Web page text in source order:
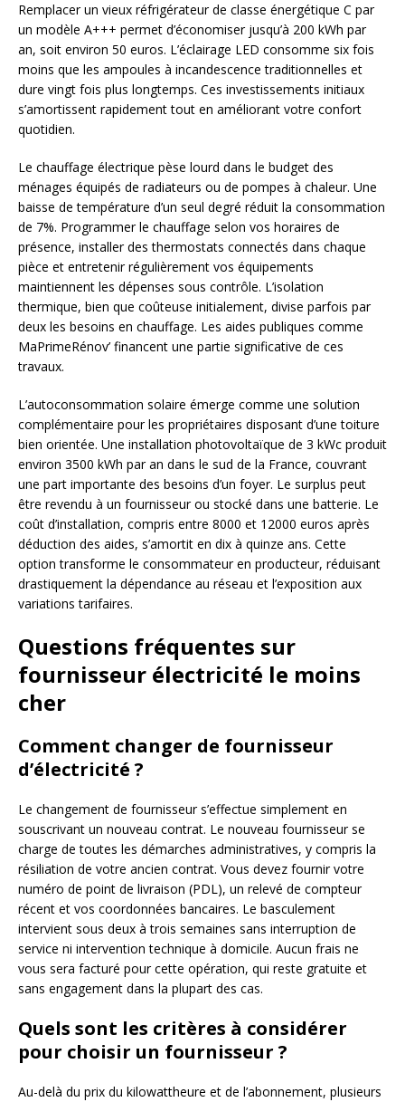
Remplacer un vieux réfrigérateur de classe énergétique C par
un modèle A+++ permet d’économiser jusqu’à 200 kWh par
an, soit environ 50 euros. L’éclairage LED consomme six fois
moins que les ampoules à incandescence traditionnelles et
dure vingt fois plus longtemps. Ces investissements initiaux
s’amortissent rapidement tout en améliorant votre confort
quotidien.
Le chauffage électrique pèse lourd dans le budget des
ménages équipés de radiateurs ou de pompes à chaleur. Une
baisse de température d’un seul degré réduit la consommation
de 7%. Programmer le chauffage selon vos horaires de
présence, installer des thermostats connectés dans chaque
pièce et entretenir régulièrement vos équipements
maintiennent les dépenses sous contrôle. L’isolation
thermique, bien que coûteuse initialement, divise parfois par
deux les besoins en chauffage. Les aides publiques comme
MaPrimeRénov’ financent une partie significative de ces
travaux.
L’autoconsommation solaire émerge comme une solution
complémentaire pour les propriétaires disposant d’une toiture
bien orientée. Une installation photovoltaïque de 3 kWc produit
environ 3500 kWh par an dans le sud de la France, couvrant
une part importante des besoins d’un foyer. Le surplus peut
être revendu à un fournisseur ou stocké dans une batterie. Le
coût d’installation, compris entre 8000 et 12000 euros après
déduction des aides, s’amortit en dix à quinze ans. Cette
option transforme le consommateur en producteur, réduisant
drastiquement la dépendance au réseau et l’exposition aux
variations tarifaires.
Questions fréquentes sur
fournisseur électricité le moins
cher
Comment changer de fournisseur
d’électricité ?
Le changement de fournisseur s’effectue simplement en
souscrivant un nouveau contrat. Le nouveau fournisseur se
charge de toutes les démarches administratives, y compris la
résiliation de votre ancien contrat. Vous devez fournir votre
numéro de point de livraison (PDL), un relevé de compteur
récent et vos coordonnées bancaires. Le basculement
intervient sous deux à trois semaines sans interruption de
service ni intervention technique à domicile. Aucun frais ne
vous sera facturé pour cette opération, qui reste gratuite et
sans engagement dans la plupart des cas.
Quels sont les critères à considérer
pour choisir un fournisseur ?
Au-delà du prix du kilowattheure et de l’abonnement, plusieurs